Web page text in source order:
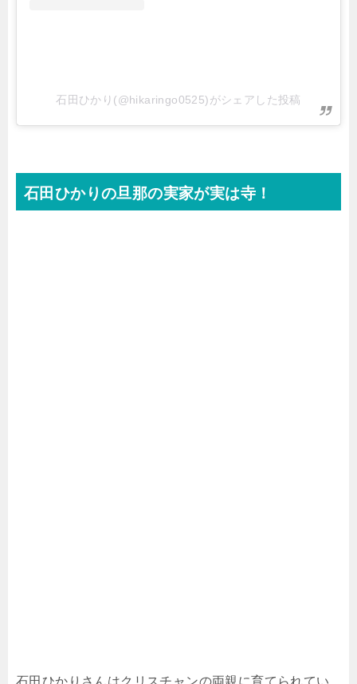
石田ひかり(@hikaringo0525)がシェアした投稿
石田ひかりの旦那の実家が実は寺！